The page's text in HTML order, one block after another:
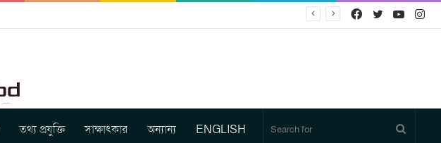
Twitter
Facebook
তথ্য প্রযুক্তি সাক্ষাৎকার অন্যান্য ENGLISH